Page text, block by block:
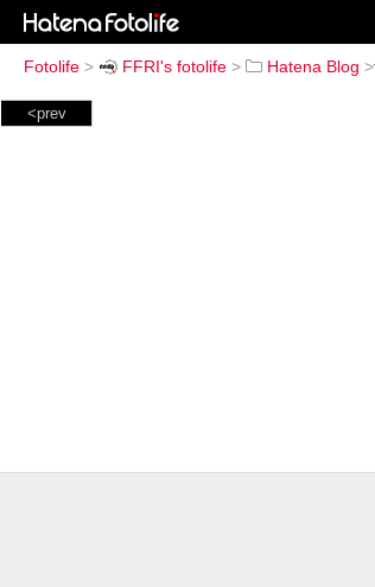
Fotolife > FFRI's fotolife > Hatena Blog >
<prev